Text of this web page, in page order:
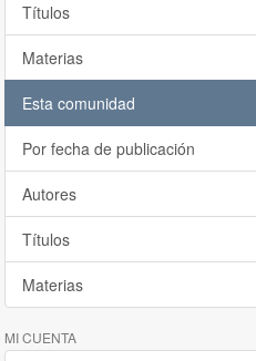
Títulos
Materias
Esta comunidad
Por fecha de publicación
Autores
Títulos
Materias
MI CUENTA